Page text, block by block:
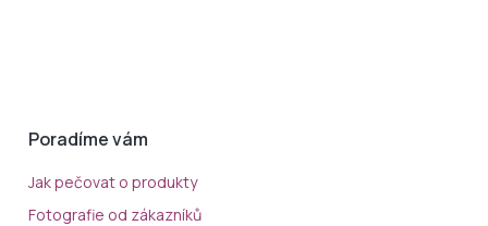
Poradíme vám
Jak pečovat o produkty
Fotografie od zákazníků